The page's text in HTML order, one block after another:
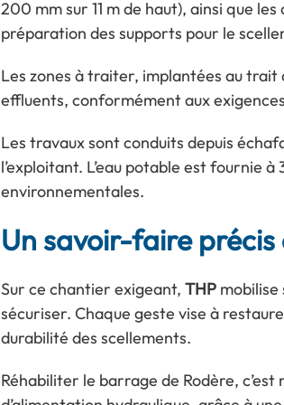
200 mm sur 11 m de haut), ainsi que
préparation des supports pour le
Les zones à traiter, implantées au
effluents, conformément aux
Les travaux sont conduits depuis
l’exploitant. L’eau potable est fournie
environnementales.
Un savoir-faire
Sur ce chantier exigeant, THPmobilise
sécuriser. Chaque geste vise à
durabilité des scellements.
Réhabiliter le barrage de Rodère,